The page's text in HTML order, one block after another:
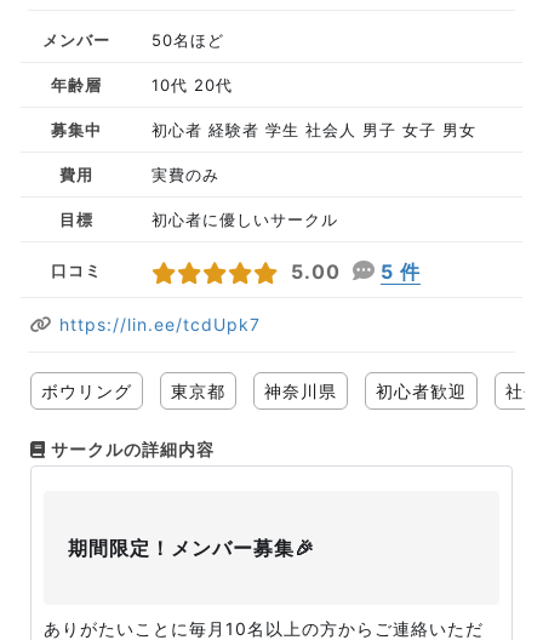
メンバー 50名ほど
年齢層 10代 20代
募集中 初心者 経験者 学生 社会人 男子 女子 男女
費用 実費のみ
目標 初心者に優しいサークル
口コミ 5.00 5 件
https://lin.ee/tcdUpk7
ボウリング 東京都 神奈川県 初心者歓迎 社
サークルの詳細内容
期間限定！メンバー募集🎉
ありがたいことに毎月10名以上の方からご連絡いただ